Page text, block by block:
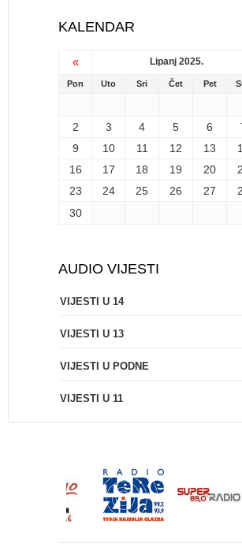
KALENDAR
« Lipanj 2025.
Pon Uto Sri Čet Pet
2
3 4 5 6
9
10 11 12 13
16
17 18 19 20
23
24 25 26 27
30
AUDIO VIJESTI
VIJESTI U 14
VIJESTI U 13
VIJESTI U PODNE
VIJESTI U 11